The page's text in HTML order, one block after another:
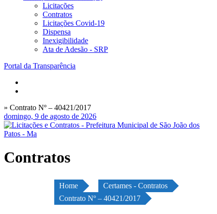
Licitações
Contratos
Licitações Covid-19
Dispensa
Inexigibilidade
Ata de Adesão - SRP
Portal da Transparência
» Contrato Nº – 40421/2017
domingo, 9 de agosto de 2026
Contratos
Home
Certames - Contratos
Contrato Nº – 40421/2017